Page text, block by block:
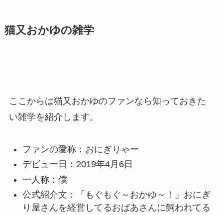
猫又おかゆの雑学
ここからは猫又おかゆのファンなら知っておきた
い雑学を紹介します。
ファンの愛称：おにぎりゃー
デビュー日：2019年4月6日
一人称：僕
公式紹介文：「もぐもぐ～おかゆ～！」おにぎ
り屋さんを経営してるおばあさんに飼われてる